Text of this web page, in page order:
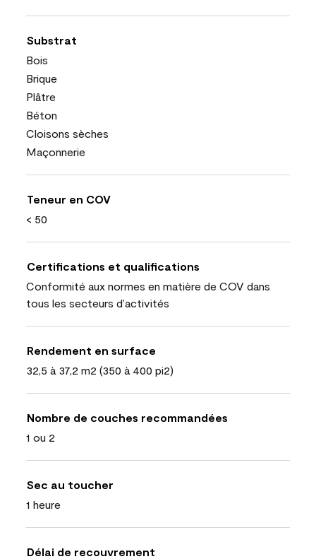
Substrat
Bois
Brique
Plâtre
Béton
Cloisons sèches
Maçonnerie
Teneur en COV
< 50
Certifications et qualifications
Conformité aux normes en matière de COV dans
tous les secteurs d’activités
Rendement en surface
32,5 à 37,2 m2 (350 à 400 pi2)
Nombre de couches recommandées
1 ou 2
Sec au toucher
1 heure
Délai de recouvrement